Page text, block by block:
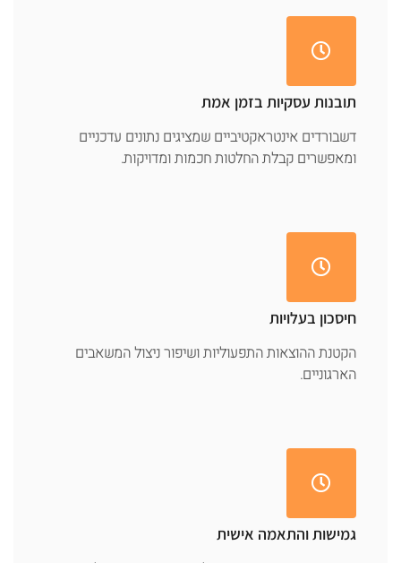
תובנות עסקיות בזמן אמת
דשבורדים אינטראקטיביים שמציגים נתונים עדכניים
ומאפשרים קבלת החלטות חכמות ומדויקות.
חיסכון בעלויות
הקטנת ההוצאות התפעוליות ושיפור ניצול המשאבים
הארגוניים.
גמישות והתאמה אישית